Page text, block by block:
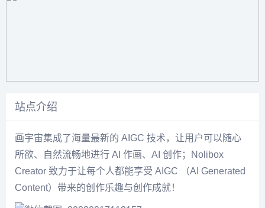
站点介绍
画宇宙集成了海量最新的 AIGC 技术，让用户可以随心
所欲、自然流畅地进行 AI 作画、AI 创作；Nolibox
Creator 致力于让每个人都能享受 AIGC （AI Generated
Content）带来的创作乐趣与创作成就！